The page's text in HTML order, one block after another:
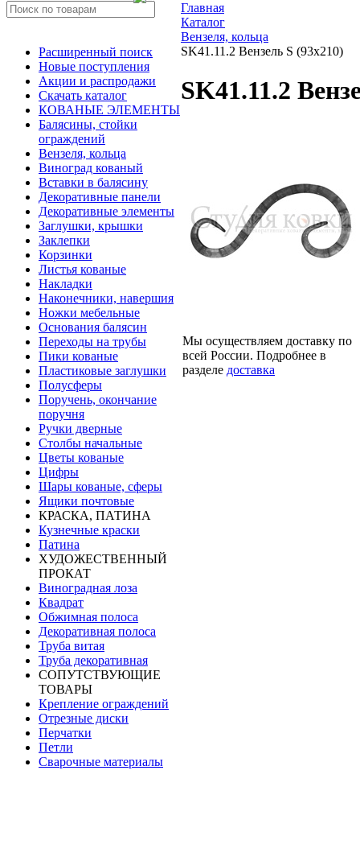
Расширенный поиск
Новые поступления
Акции и распродажи
Скачать каталог
КОВАНЫЕ ЭЛЕМЕНТЫ
Балясины, стойки
ограждений
Вензеля, кольца
Виноград кованый
Вставки в балясину
Декоративные панели
Декоративные элементы
Заглушки, крышки
Заклепки
Корзинки
Листья кованые
Накладки
Наконечники, навершия
Ножки мебельные
Основания балясин
Переходы на трубы
Пики кованые
Пластиковые заглушки
Полусферы
Поручень, окончание
поручня
Ручки дверные
Столбы начальные
Цветы кованые
Цифры
Шары кованые, сферы
Ящики почтовые
КРАСКА, ПАТИНА
Кузнечные краски
Патина
ХУДОЖЕСТВЕННЫЙ
ПРОКАТ
Виноградная лоза
Квадрат
Обжимная полоса
Декоративная полоса
Труба витая
Труба декоративная
СОПУТСТВУЮЩИЕ
ТОВАРЫ
Крепление ограждений
Отрезные диски
Перчатки
Петли
Сварочные материалы
Главная
Каталог
Вензеля, кольца
SK41.11.2 Вензель S (93х210)
SK41.11.2
Мы осуществляем доставку по
всей России. Подробнее в
разделе доставка